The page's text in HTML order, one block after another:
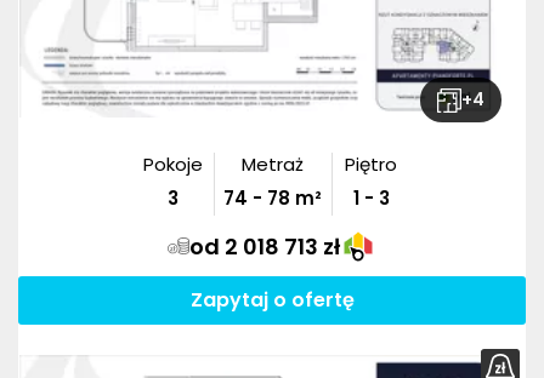
+4
Pokoje
3
Metraż
74 - 78 m²
Piętro
1 - 3
od 2 018 713 zł
Zapytaj o ofertę